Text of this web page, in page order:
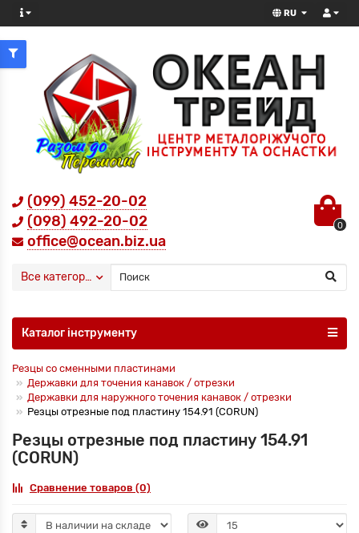
RU
(099) 452-20-02
(098) 492-20-02
office@ocean.biz.ua
0
Все категории
Каталог інструменту
Резцы со сменными пластинами
Державки для точения канавок / отрезки
Державки для наружного точения канавок / отрезки
Резцы отрезные под пластину 154.91 (CORUN)
Резцы отрезные под пластину 154.91
(CORUN)
Сравнение товаров (0)